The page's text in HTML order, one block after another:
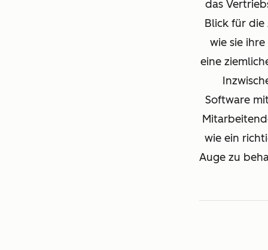
das
Blick für die
wie sie
eine
Software
wie ein
Auge zu